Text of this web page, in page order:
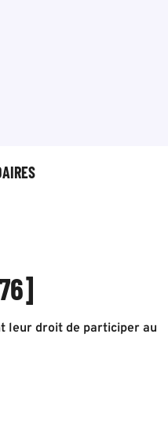
leur droit de participer au